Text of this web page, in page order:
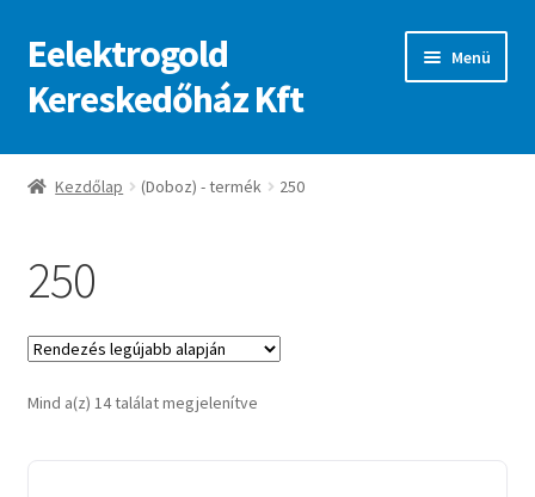
Ugrás
a
navigációhoz
Kilépés
a
tartalomba
Eelektrogold
Kereskedőház Kft
Menü
Kezdőlap
Adatvédelmi irányelvek
ajanlatkeres
Kezdőlap (Doboz) - termék 250
250
Mind a(z) 14 találat megjelenítveSorted